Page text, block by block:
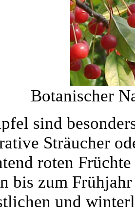
Botanischer
sind
Sträucher
roten
bis zum
und